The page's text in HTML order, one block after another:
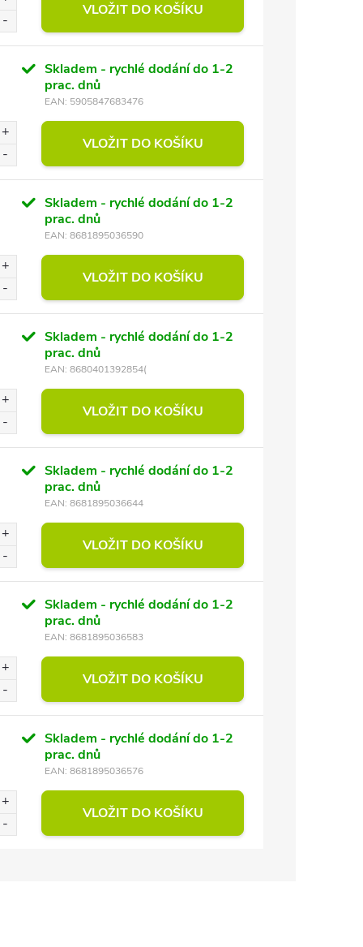
VLOŽIT DO KOŠÍKU
Skladem - rychlé dodání do 1-2
prac. dnů
EAN: 5905847683476
VLOŽIT DO KOŠÍKU
Skladem - rychlé dodání do 1-2
prac. dnů
EAN: 8681895036590
VLOŽIT DO KOŠÍKU
Skladem - rychlé dodání do 1-2
prac. dnů
EAN: 8680401392854(
VLOŽIT DO KOŠÍKU
Skladem - rychlé dodání do 1-2
prac. dnů
EAN: 8681895036644
VLOŽIT DO KOŠÍKU
Skladem - rychlé dodání do 1-2
prac. dnů
EAN: 8681895036583
VLOŽIT DO KOŠÍKU
Skladem - rychlé dodání do 1-2
prac. dnů
EAN: 8681895036576
VLOŽIT DO KOŠÍKU